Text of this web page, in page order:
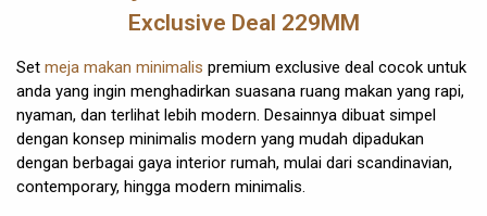
Exclusive Deal 229MM
Set meja makan minimalis premium exclusive deal cocok untuk
anda yang ingin menghadirkan suasana ruang makan yang rapi,
nyaman, dan terlihat lebih modern. Desainnya dibuat simpel
dengan konsep minimalis modern yang mudah dipadukan
dengan berbagai gaya interior rumah, mulai dari scandinavian,
contemporary, hingga modern minimalis.